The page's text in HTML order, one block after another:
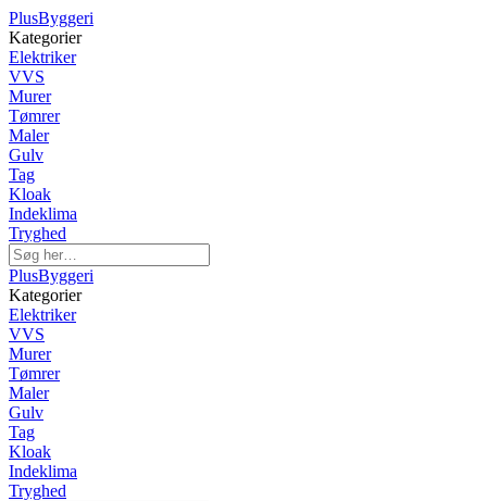
PlusByggeri
Kategorier
Elektriker
VVS
Murer
Tømrer
Maler
Gulv
Tag
Kloak
Indeklima
Tryghed
PlusByggeri
Kategorier
Elektriker
VVS
Murer
Tømrer
Maler
Gulv
Tag
Kloak
Indeklima
Tryghed